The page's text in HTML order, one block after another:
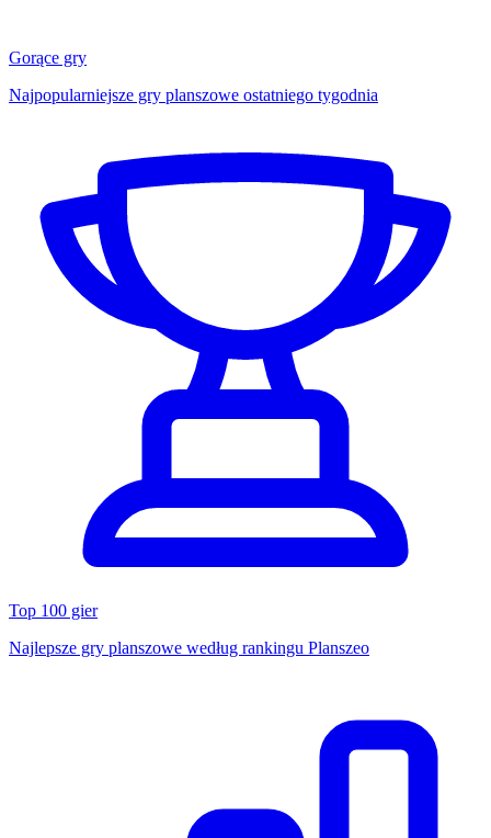
Gorące gry
Najpopularniejsze gry planszowe ostatniego tygodnia
Top 100 gier
Najlepsze gry planszowe według rankingu Planszeo